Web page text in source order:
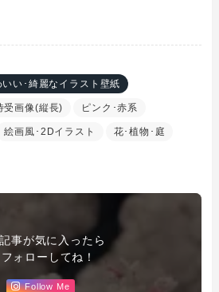
いい･綺麗なイラスト壁紙
受画像(縦長) ピンク･赤系
絵画風･2Dイラスト 花･植物･庭
事が気に入ったら
フォローしてね！
Follow Me